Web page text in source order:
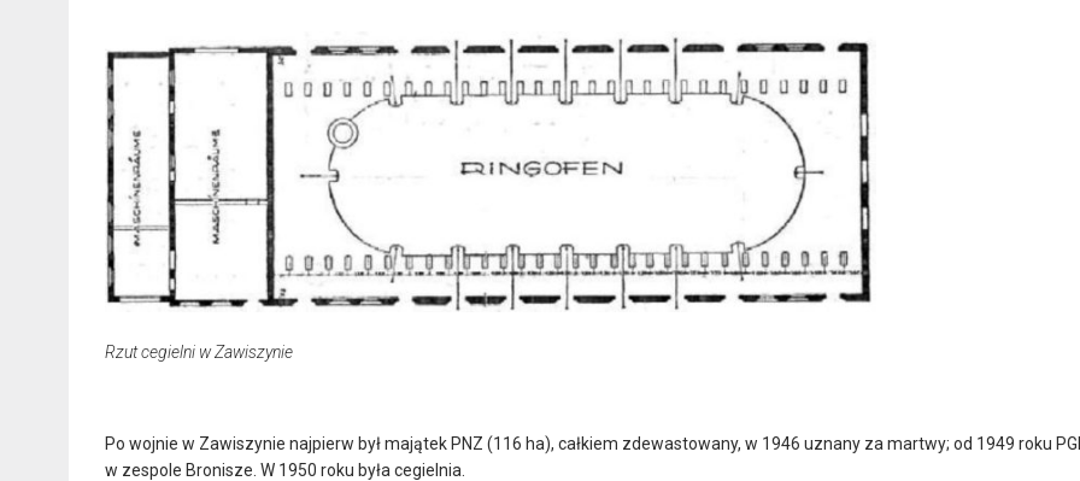
Rzut cegielni w Zawiszynie
Po wojnie w Zawiszynie najpierw był majątek PNZ (116 ha), całkiem zdewastowany, w 1946 uznany za martwy; od 1949 roku
w zespole Bronisze. W 1950 roku była cegielnia.